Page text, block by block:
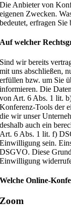
Die Anbieter von
eigenen Zwecken.
bedeutet, erfragen
Auf welcher
Sind wir bereits
mit uns abschließen,
erfüllen bzw. um Sie
informieren. Die
von Art. 6 Abs. 1 lit.
Konferenz-Tools der
die wir unser
deshalb auch ein
Art. 6 Abs. 1 lit. f)
Einwilligung sein.
DSGVO. Diese
Einwilligung
Welche Online-
Zoom